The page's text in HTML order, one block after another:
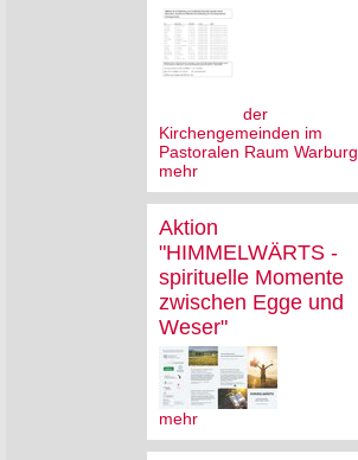
der
Kirchengemeinden im
Pastoralen Raum Warburg
mehr
Aktion
"HIMMELWÄRTS -
spirituelle Momente
zwischen Egge und
Weser"
mehr